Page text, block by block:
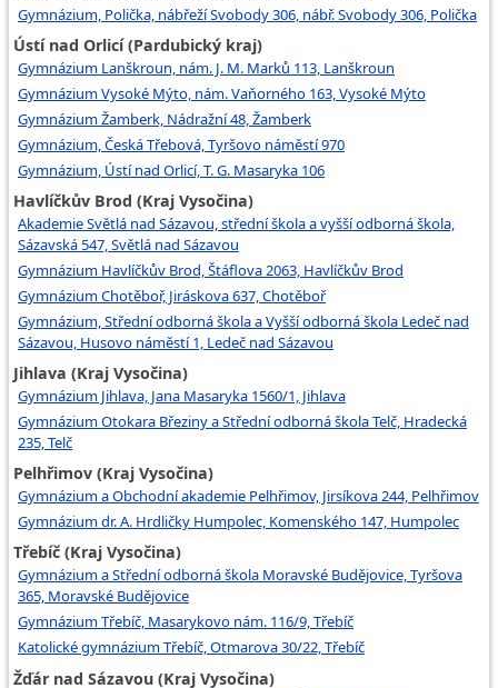
Gymnázium, Polička, nábřeží Svobody 306, nábř. Svobody 306, Polička
Ústí nad Orlicí (Pardubický kraj)
Gymnázium Lanškroun, nám. J. M. Marků 113, Lanškroun
Gymnázium Vysoké Mýto, nám. Vaňorného 163, Vysoké Mýto
Gymnázium Žamberk, Nádražní 48, Žamberk
Gymnázium, Česká Třebová, Tyršovo náměstí 970
Gymnázium, Ústí nad Orlicí, T. G. Masaryka 106
Havlíčkův Brod (Kraj Vysočina)
Akademie Světlá nad Sázavou, střední škola a vyšší odborná škola,
Sázavská 547, Světlá nad Sázavou
Gymnázium Havlíčkův Brod, Štáflova 2063, Havlíčkův Brod
Gymnázium Chotěboř, Jiráskova 637, Chotěboř
Gymnázium, Střední odborná škola a Vyšší odborná škola Ledeč nad
Sázavou, Husovo náměstí 1, Ledeč nad Sázavou
Jihlava (Kraj Vysočina)
Gymnázium Jihlava, Jana Masaryka 1560/1, Jihlava
Gymnázium Otokara Březiny a Střední odborná škola Telč, Hradecká
235, Telč
Pelhřimov (Kraj Vysočina)
Gymnázium a Obchodní akademie Pelhřimov, Jirsíkova 244, Pelhřimov
Gymnázium dr. A. Hrdličky Humpolec, Komenského 147, Humpolec
Třebíč (Kraj Vysočina)
Gymnázium a Střední odborná škola Moravské Budějovice, Tyršova
365, Moravské Budějovice
Gymnázium Třebíč, Masarykovo nám. 116/9, Třebíč
Katolické gymnázium Třebíč, Otmarova 30/22, Třebíč
Žďár nad Sázavou (Kraj Vysočina)